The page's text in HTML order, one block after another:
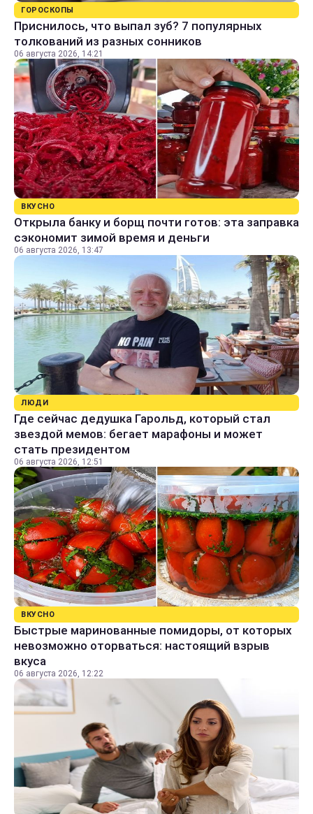
ГОРОСКОПЫ
Приснилось, что выпал зуб? 7 популярных
толкований из разных сонников
06 августа 2026, 14:21
ВКУСНО
Открыла банку и борщ почти готов: эта заправка
сэкономит зимой время и деньги
06 августа 2026, 13:47
ЛЮДИ
Где сейчас дедушка Гарольд, который стал
звездой мемов: бегает марафоны и может
стать президентом
06 августа 2026, 12:51
ВКУСНО
Быстрые маринованные помидоры, от которых
невозможно оторваться: настоящий взрыв
вкуса
06 августа 2026, 12:22